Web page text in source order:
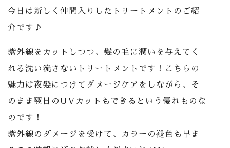
今日は新しく仲間入りしたトリートメントのご紹
介です♪
紫外線をカットしつつ、髪の毛に潤いを与えてく
れる洗い流さないトリートメントです！こちらの
魅力は夜髪につけてダメージケアをしながら、そ
のまま翌日のUVカットもできるという優れものな
のです！
紫外線のダメージを受けて、カラーの褪色も早ま